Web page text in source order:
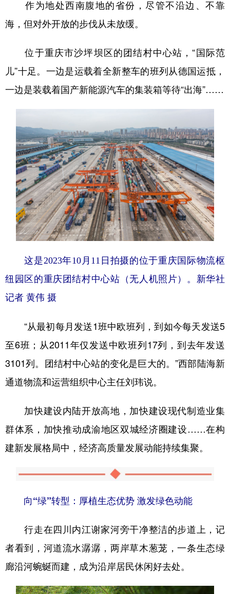
作为地处西南腹地的省份，尽管不沿边、不靠
海，但对外开放的步伐从未放缓。
位于重庆市沙坪坝区的团结村中心站，“国际范
儿”十足。一边是运载着全新整车的班列从德国运抵，
一边是装载着国产新能源汽车的集装箱等待“出海”……
这是2023年10月11日拍摄的位于重庆国际物流枢
纽园区的重庆团结村中心站（无人机照片）。 新华社
记者 黄伟 摄
“从最初每月发送1班中欧班列，到如今每天发送5
至6班；从2011年仅发送中欧班列17列，到去年发送
3101列。团结村中心站的变化是巨大的。”西部陆海新
通道物流和运营组织中心主任刘玮说。
加快建设内陆开放高地，加快建设现代制造业集
群体系，加快推动成渝地区双城经济圈建设……在构
建新发展格局中，经济高质量发展动能持续集聚。
向“绿”转型：厚植生态优势 激发绿色动能
行走在四川内江谢家河旁干净整洁的步道上，记
者看到，河道流水潺潺，两岸草木葱茏，一条生态绿
廊沿河蜿蜒而建，成为沿岸居民休闲好去处。